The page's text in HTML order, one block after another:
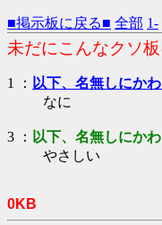
■掲示板に戻る■ 全部 1-
未だにこんなクソ
1 ： 以下、名無しにか
なに
3 ： 以下、名無しにか
やさしい
0KB